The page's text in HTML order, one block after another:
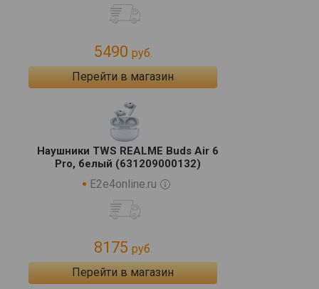
5490 руб.
Перейти в магазин
Наушники TWS REALME Buds Air 6
Pro, белый (631209000132)
E2e4online.ru
8175 руб.
Перейти в магазин